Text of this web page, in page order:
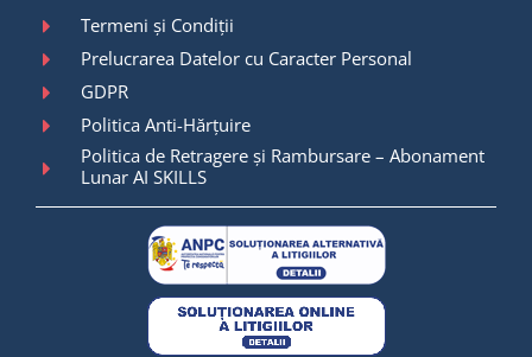
Termeni și Condiții
Prelucrarea Datelor cu Caracter Personal
GDPR
Politica Anti-Hărțuire
Politica de Retragere și Rambursare – Abonament
Lunar AI SKILLS